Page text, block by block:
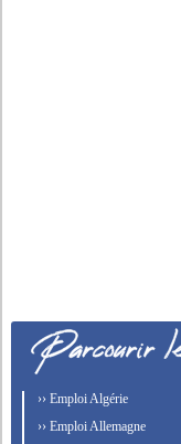
›› Emploi Algérie
›› Emploi Allemagne